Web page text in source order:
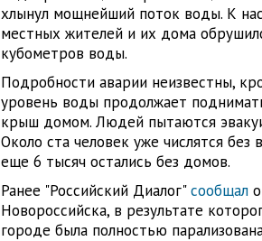
хлынул мощнейший поток воды. К
местных жителей и их дома
кубометров воды.
Подробности аварии неизвестны,
уровень воды продолжает
крыш домом. Людей пытаются
Около ста человек уже числятся без
еще 6 тысяч остались без домов.
Ранее "Российский Диалог"сообщало
Новороссийска, в результате
городе была полностью